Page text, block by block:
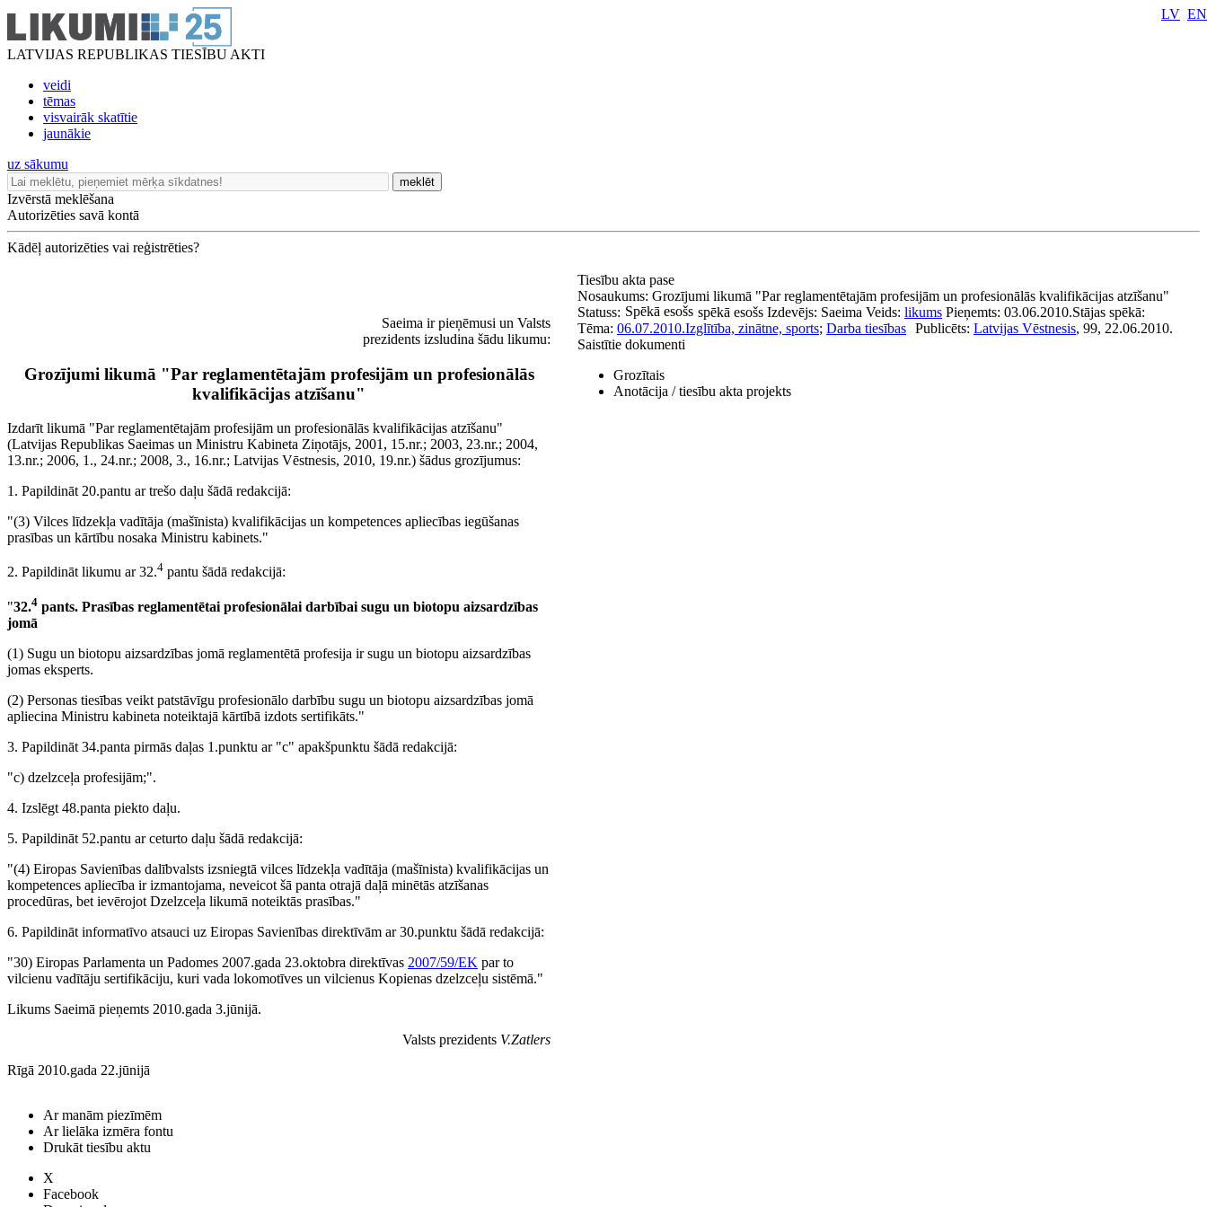
LATVIJAS REPUBLIKAS TIESĪBU AKTI
veidi
tēmas
visvairāk skatītie
jaunākie
LV EN
uz sākumu
meklēt
Izvērstā meklēšana
Autorizēties savā kontā
Kādēļ autorizēties vai reģistrēties?
Saeima ir pieņēmusi un Valsts
prezidents izsludina šādu likumu:
Grozījumi likumā "Par reglamentētajām profesijām un profesionālās
kvalifikācijas atzīšanu"
Izdarīt likumā "Par reglamentētajām profesijām un profesionālās kvalifikācijas atzīšanu"
(Latvijas Republikas Saeimas un Ministru Kabineta Ziņotājs, 2001, 15.nr.; 2003, 23.nr.; 2004,
13.nr.; 2006, 1., 24.nr.; 2008, 3., 16.nr.; Latvijas Vēstnesis, 2010, 19.nr.) šādus grozījumus:
1. Papildināt 20.pantu ar trešo daļu šādā redakcijā:
"(3) Vilces līdzekļa vadītāja (mašīnista) kvalifikācijas un kompetences apliecības iegūšanas
prasības un kārtību nosaka Ministru kabinets."
2. Papildināt likumu ar 32.4 pantu šādā redakcijā:
"32.4 pants. Prasības reglamentētai profesionālai darbībai sugu un biotopu aizsardzības
jomā
(1) Sugu un biotopu aizsardzības jomā reglamentētā profesija ir sugu un biotopu aizsardzības
jomas eksperts.
(2) Personas tiesības veikt patstāvīgu profesionālo darbību sugu un biotopu aizsardzības jomā
apliecina Ministru kabineta noteiktajā kārtībā izdots sertifikāts."
3. Papildināt 34.panta pirmās daļas 1.punktu ar "c" apakšpunktu šādā redakcijā:
"c) dzelzceļa profesijām;".
4. Izslēgt 48.panta piekto daļu.
5. Papildināt 52.pantu ar ceturto daļu šādā redakcijā:
"(4) Eiropas Savienības dalībvalsts izsniegtā vilces līdzekļa vadītāja (mašīnista) kvalifikācijas un
kompetences apliecība ir izmantojama, neveicot šā panta otrajā daļā minētās atzīšanas
procedūras, bet ievērojot Dzelzceļa likumā noteiktās prasības."
6. Papildināt informatīvo atsauci uz Eiropas Savienības direktīvām ar 30.punktu šādā redakcijā:
"30) Eiropas Parlamenta un Padomes 2007.gada 23.oktobra direktīvas 2007/59/EK par to
vilcienu vadītāju sertifikāciju, kuri vada lokomotīves un vilcienus Kopienas dzelzceļu sistēmā."
Likums Saeimā pieņemts 2010.gada 3.jūnijā.
Valsts prezidents V.Zatlers
Rīgā 2010.gada 22.jūnijā
Tiesību akta pase
Nosaukums: Grozījumi likumā "Par reglamentētajām profesijām un profesionālās kvalifikācijas atzīšanu"
Statuss: Spēkā esošs spēkā esošs Izdevējs: Saeima Veids: likums Pieņemts: 03.06.2010.Stājas spēkā:
06.07.2010.
Tēma: Izglītība, zinātne, sports; Darba tiesības Publicēts: Latvijas Vēstnesis, 99, 22.06.2010.
Saistītie dokumenti
Grozītais
Anotācija / tiesību akta projekts
Ar manām piezīmēm
Ar lielāka izmēra fontu
Drukāt tiesību aktu
X
Facebook